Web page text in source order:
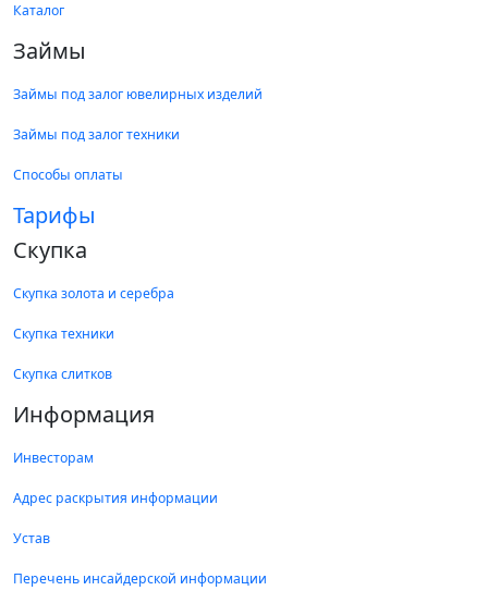
Каталог
Займы
Займы под залог ювелирных изделий
Займы под залог техники
Способы оплаты
Тарифы
Скупка
Скупка золота и серебра
Скупка техники
Скупка слитков
Информация
Инвесторам
Адрес раскрытия информации
Устав
Перечень инсайдерской информации